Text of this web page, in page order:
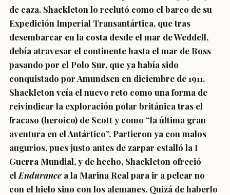
de caza. Shackleton lo reclutó como el barco de su
Expedición Imperial Transantártica, que tras
desembarcar en la costa desde el mar de Weddell,
debía atravesar el continente hasta el mar de Ross
pasando por el Polo Sur, que ya había sido
conquistado por Amundsen en diciembre de 1911.
Shackleton veía el nuevo reto como una forma de
reivindicar la exploración polar británica tras el
fracaso (heroico) de Scott y como “la última gran
aventura en el Antártico”. Partieron ya con malos
augurios, pues justo antes de zarpar estalló la I
Guerra Mundial, y de hecho, Shackleton ofreció
el Endurance a la Marina Real para ir a pelear no
con el hielo sino con los alemanes. Quizá de haberlo